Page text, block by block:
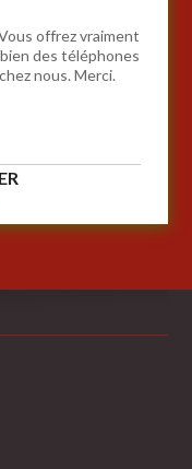
offrez vraiment
des téléphones
nous. Merci.